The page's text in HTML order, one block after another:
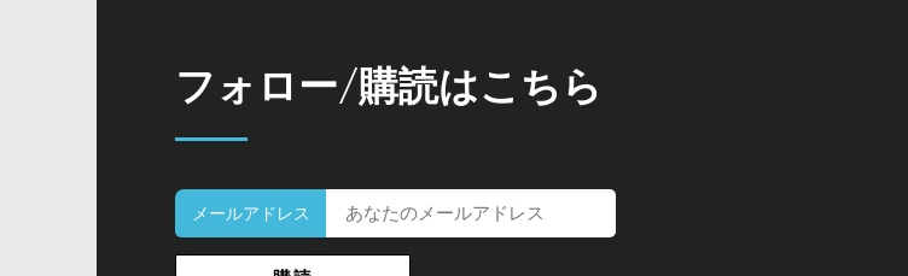
フォロー/購読はこちら
メールアドレス